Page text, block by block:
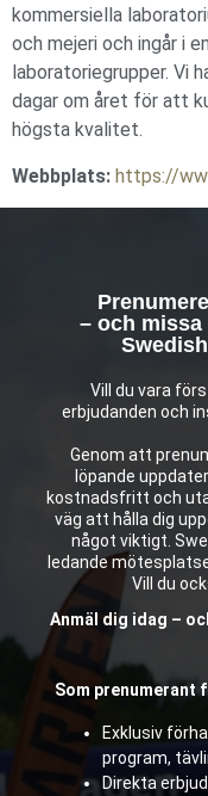
kommersiella
och mejeri och ingår i
laboratoriegrupper. Vi
dagar om året för att
högsta kvalitet.
Webbplats: https://
– och
Vill du vara
erbjudanden och
Genom att
löpande
kostnadsfritt och
väg att hålla dig
något viktigt.
ledande
Vill du
Anmäl dig idag –
Som prenumerant
Exklusiv
program,
Direkta